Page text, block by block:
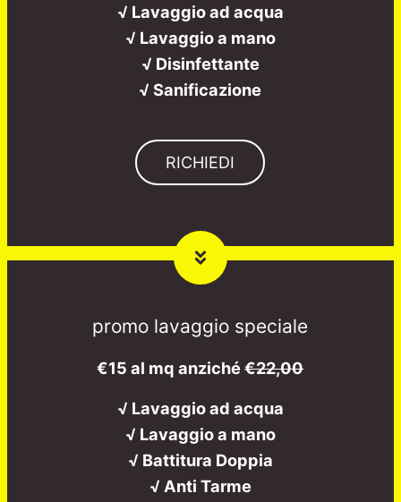
√ Lavaggio ad acqua
√ Lavaggio a mano
√ Disinfettante
√ Sanificazione
RICHIEDI
promo lavaggio speciale
€15 al mq anziché€22,00
√ Lavaggio ad acqua
√ Lavaggio a mano
√ Battitura Doppia
√ Anti Tarme